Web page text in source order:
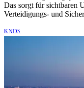
Das sorgt für sichtbaren
Verteidigungs- und
KNDS